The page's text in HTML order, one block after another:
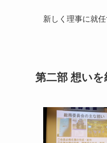
新しく理事に就
第二部 想い